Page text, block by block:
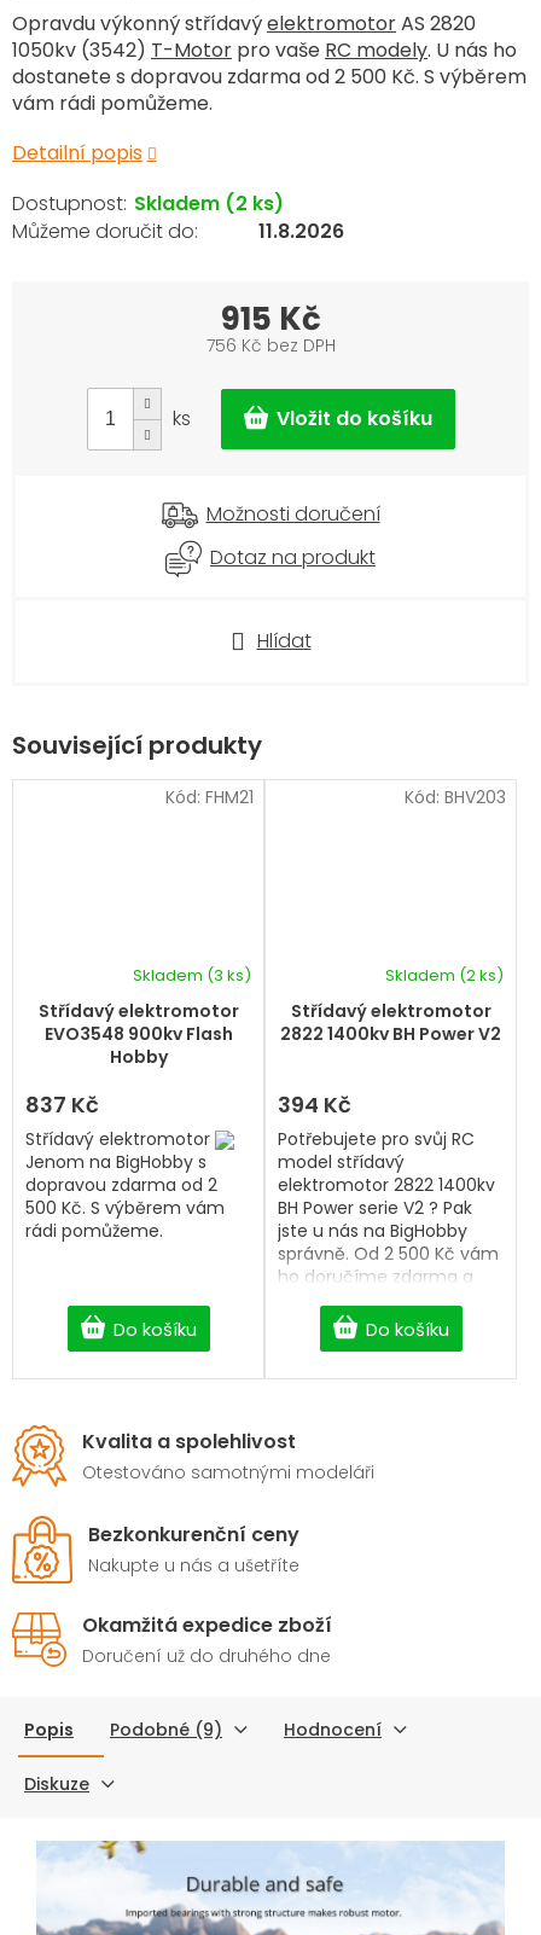
Opravdu výkonný střídavýelektromotorAS 2820
1050kv (3542) T-Motor pro vaše RC modely. U nás ho
dostanete s dopravou zdarma od 2 500 Kč. S výběrem
vám rádi pomůžeme.
Detailní popis
Hlídat
Skladem (2 ks)
11.8.2026
915 Kč
756 Kč bez DPH
cena:
ks
Možnosti doručení
Dotaz na produkt
Související produkty
Střídavý elektromotor
EVO3548 900kv Flash
Hobby
Skladem (3 ks)
837 Kč
Do košíku
Střídavý elektromotor
Jenom na BigHobby s
dopravou zdarma od 2
500 Kč. S výběrem vám
rádi pomůžeme.
Kód: FHM21
Střídavý elektromotor
2822 1400kv BH Power V2
Skladem (2 ks)
394 Kč
Do košíku
Potřebujete pro svůj RC
model střídavý
elektromotor 2822 1400kv
BH Power serie V2 ? Pak
jste u nás na BigHobby
správně. Od 2 500 Kč vám
ho doručíme zdarma a
bez čekání.
Kód: BHV203
Kvalita a spolehlivost
Otestováno samotnými modeláři
Bezkonkurenční ceny
Nakupte u nás a ušetříte
Okamžitá expedice zboží
Doručení už do druhého dne
Popis Podobné (9) Hodnocení
Diskuze